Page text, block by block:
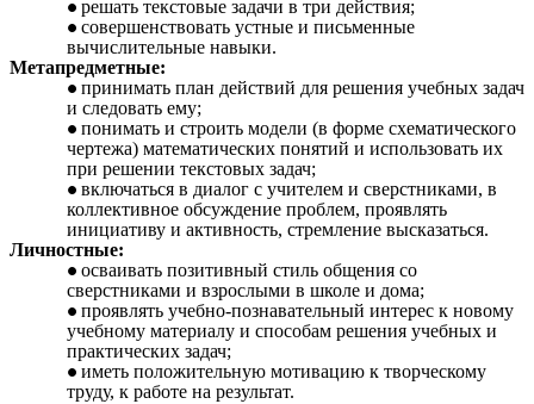
решать текстовые задачи в три действия;
совершенствовать устные и письменные
вычислительные навыки.
Метапредметные:
принимать план действий для решения учебных задач
и следовать ему;
понимать и строить модели (в форме схематического
чертежа) математических понятий и использовать их
при решении текстовых задач;
включаться в диалог с учителем и сверстниками, в
коллективное обсуждение проблем, проявлять
инициативу и активность, стремление высказаться.
Личностные:
осваивать позитивный стиль общения со
сверстниками и взрослыми в школе и дома;
проявлять учебно-познавательный интерес к новому
учебному материалу и способам решения учебных и
практических задач;
иметь положительную мотивацию к творческому
труду, к работе на результат.